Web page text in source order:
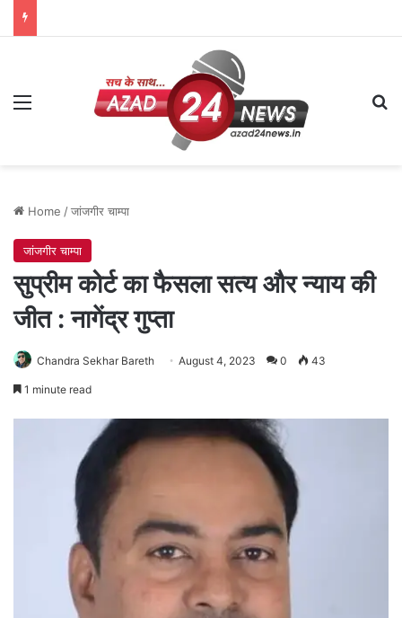
Menu
Home /जांजगीर चाम्पा
जांजगीर चाम्पा
सुप्रीम कोर्ट का फैसला सत्य और न्याय की
जीत : नागेंद्र गुप्ता
Chandra Sekhar Bareth August 4, 2023 0 43
1 minute read